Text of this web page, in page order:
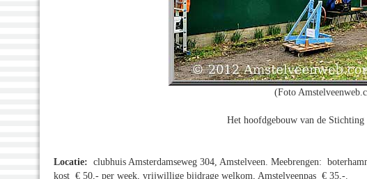
(Foto
Het hoofdgebouw van de
Locatie: clubhuis Amsterdamseweg 304, Amstelveen. Meebrengen:
kost € 50,- per week, vrijwillige bijdrage welkom, Amstelveenpas € 35,-.